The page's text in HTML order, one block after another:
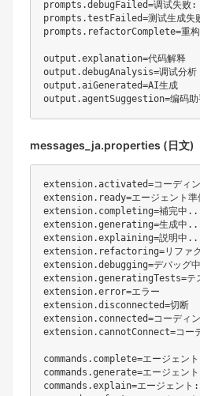
prompts.debugFailed=调试失
prompts.testFailed=测试生成
prompts.refactorComplete=重
output.explanation=代码解释
output.debugAnalysis=调试分析
output.aiGenerated=AI生成
messages_ja.properties (日文)
extension.activated=コーディン
extension.ready=エージェント準
extension.completing=補完中
extension.generating=生成中
extension.explaining=説明中
extension.refactoring=リファ
extension.debugging=デバッグ
extension.generatingTests=テ
extension.error=エラー
extension.disconnected=切断
extension.connected=コーディン
extension.cannotConnect=コーデ
commands.complete=エージェン
commands.generate=エージェン
commands.explain=エージェント: